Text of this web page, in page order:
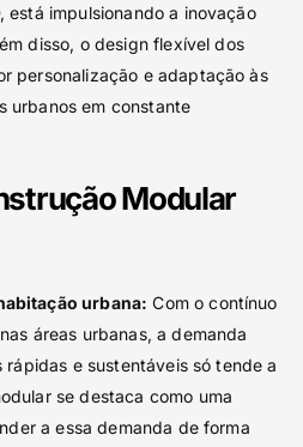
está impulsionando a inovação
disso, o design flexível dos
personalização e adaptação às
urbanos em constante
Modular
urbana: Com o contínuo
áreas urbanas, a demanda
e sustentáveis só tende a
se destaca como uma
a essa demanda de forma